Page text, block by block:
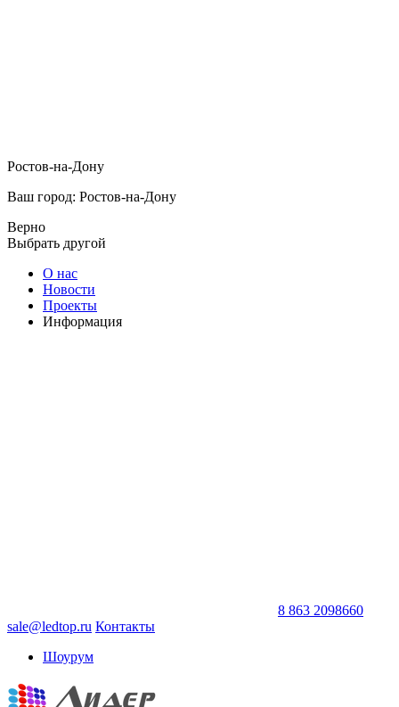
Ростов-на-Дону
Ваш город: Ростов-на-Дону
Верно
Выбрать другой
О нас
Новости
Проекты
Информация
8 863 2098660
sale@ledtop.ru Контакты
Шоурум